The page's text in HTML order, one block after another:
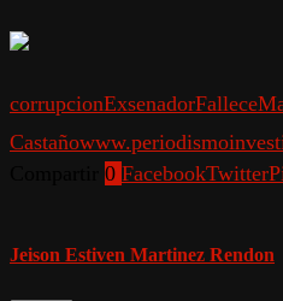
corrupcionExsenadorFallece
Castaño
0 FacebookTwitter
Jeison Estiven Martinez Rendon